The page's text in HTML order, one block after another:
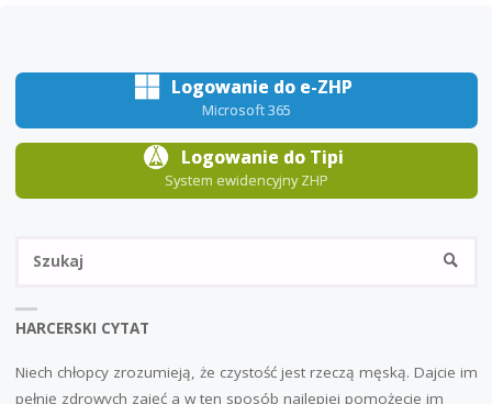
Logowanie do e-ZHP
Microsoft 365
Logowanie do Tipi
System ewidencyjny ZHP
HARCERSKI CYTAT
Niech chłopcy zrozumieją, że czystość jest rzeczą męską. Dajcie im
pełnię zdrowych zajęć a w ten sposób najlepiej pomożecie im